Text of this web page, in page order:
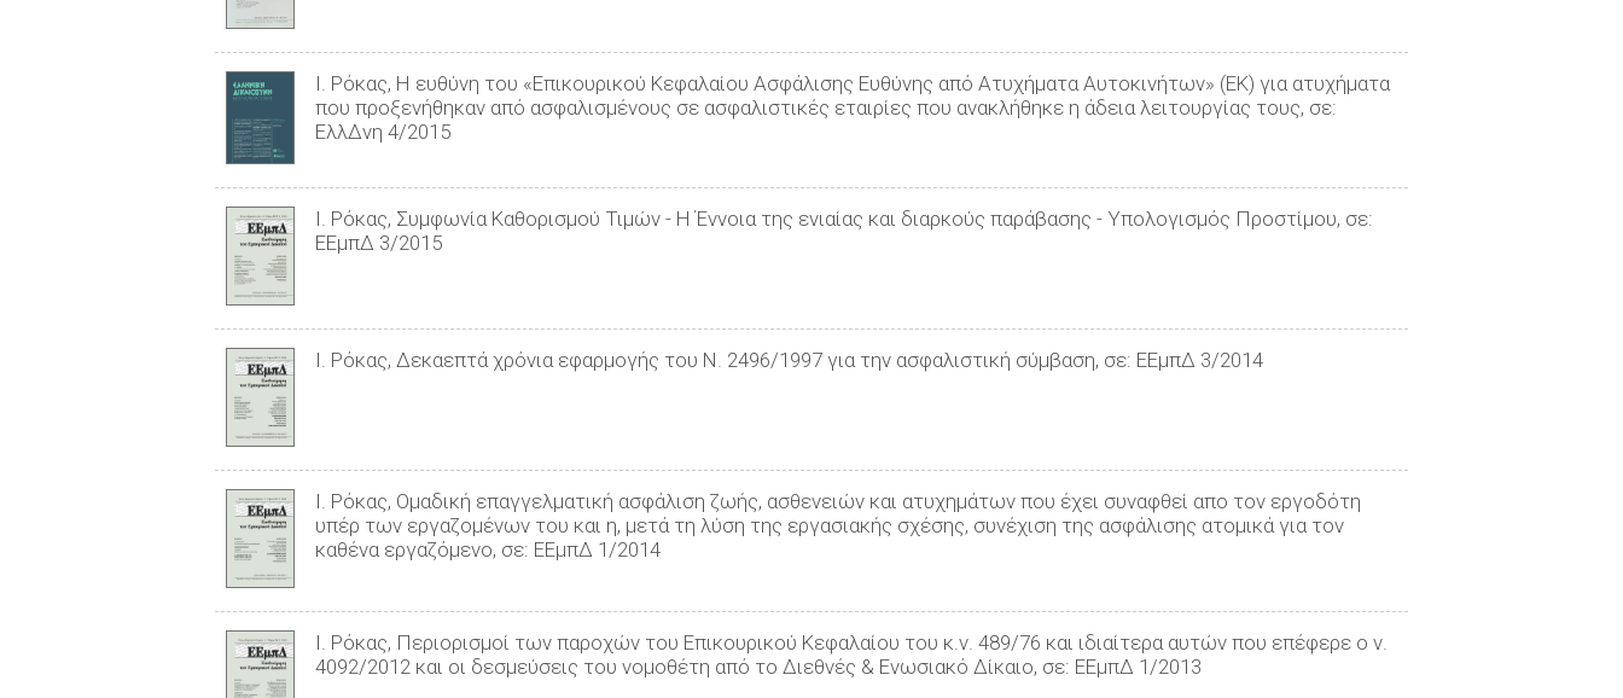
Ι. Ρόκας, Η ευθύνη του «Επικουρικού Κεφαλαίου Ασφάλισης Ευθύνης από Ατυχήματα Αυτοκινήτων» (ΕΚ) για ατυχήματα
που προξενήθηκαν από ασφαλισμένους σε ασφαλιστικές εταιρίες που ανακλήθηκε η άδεια λειτουργίας τους, σε:
ΕλλΔνη 4/2015
Ι. Ρόκας, Συμφωνία Καθορισμού Τιμών - Η Έννοια της ενιαίας και διαρκούς παράβασης - Υπολογισμός Προστίμου, σε:
ΕΕμπΔ 3/2015
Ι. Ρόκας, Δεκαεπτά χρόνια εφαρμογής του Ν. 2496/1997 για την ασφαλιστική σύμβαση, σε: ΕΕμπΔ 3/2014
Ι. Ρόκας, Ομαδική επαγγελματική ασφάλιση ζωής, ασθενειών και ατυχημάτων που έχει συναφθεί απο τον εργοδότη
υπέρ των εργαζομένων του και η, μετά τη λύση της εργασιακής σχέσης, συνέχιση της ασφάλισης ατομικά για τον
καθένα εργαζόμενο, σε: ΕΕμπΔ 1/2014
Ι. Ρόκας, Περιορισμοί των παροχών του Επικουρικού Κεφαλαίου του κ.ν. 489/76 και ιδιαίτερα αυτών που επέφερε ο ν.
4092/2012 και οι δεσμεύσεις του νομοθέτη από το Διεθνές & Ενωσιακό Δίκαιο, σε: ΕΕμπΔ 1/2013